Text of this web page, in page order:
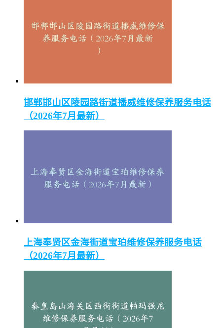
邯郸邯山区陵园路街道播威维修保养服务电话
（2026年7月最新）
上海奉贤区金海街道宝珀维修保养服务电话
（2026年7月最新）